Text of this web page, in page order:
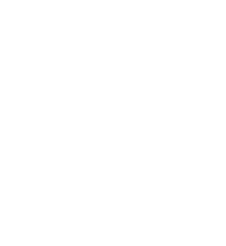
CÔNG TY TNHH
Trụ sở chính: Nhà Dahlia 1-